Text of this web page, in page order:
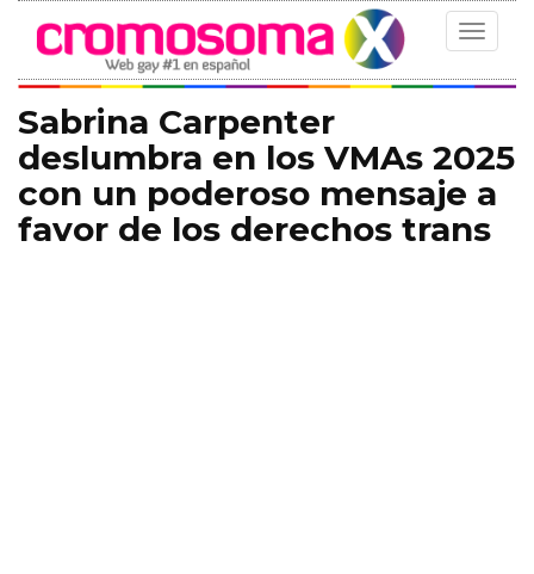
Toggle
Sabrina Carpenter
deslumbra en los VMAs 2025
con un poderoso mensaje a
favor de los derechos trans